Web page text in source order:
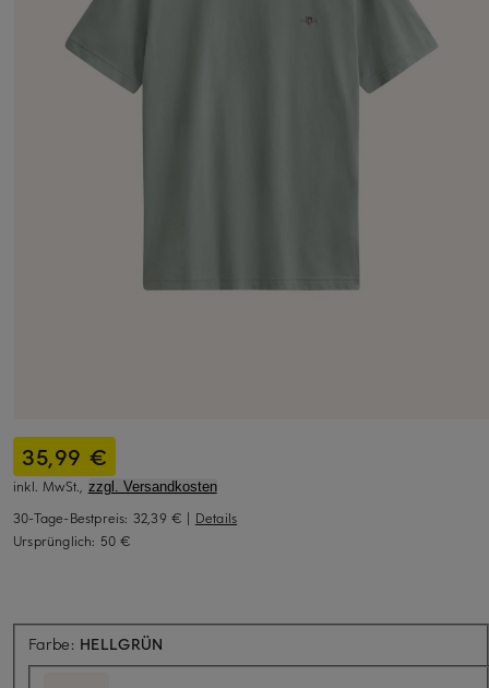
35,99 €
inkl. MwSt., zzgl. Versandkosten
30-Tage-Bestpreis: 32,39 € | Details
Ursprünglich: 50 €
Farbe: HELLGRÜN